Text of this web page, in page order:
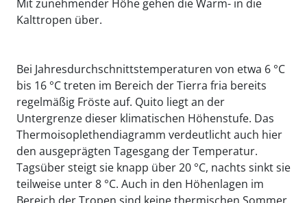
Mit zunehmender Höhe gehen die Warm- in die
Kalttropen über.
Bei Jahresdurchschnittstemperaturen von etwa 6 °C
bis 16 °C treten im Bereich der Tierra fria bereits
regelmäßig Fröste auf. Quito liegt an der
Untergrenze dieser klimatischen Höhenstufe. Das
Thermoisoplethendiagramm verdeutlicht auch hier
den ausgeprägten Tagesgang der Temperatur.
Tagsüber steigt sie knapp über 20 °C, nachts sinkt sie
teilweise unter 8 °C. Auch in den Höhenlagen im